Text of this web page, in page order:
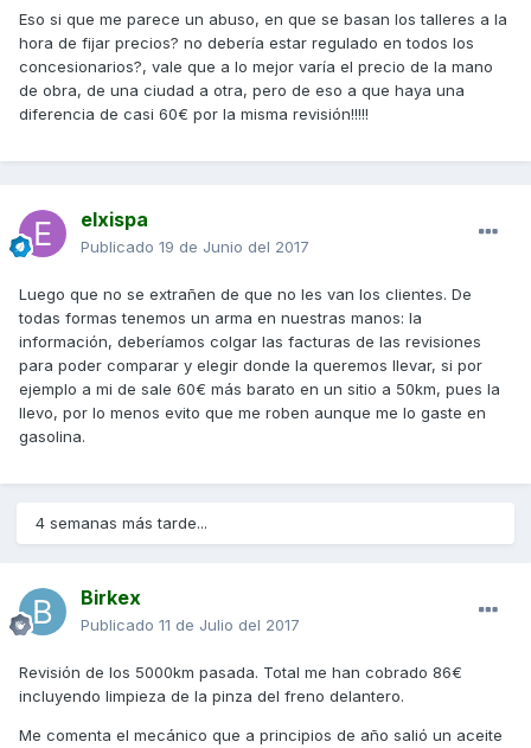
Eso si que me parece un abuso, en que se basan los talleres a la
hora de fijar precios? no debería estar regulado en todos los
concesionarios?, vale que a lo mejor varía el precio de la mano
de obra, de una ciudad a otra, pero de eso a que haya una
diferencia de casi 60€ por la misma revisión!!!!!
elxispa
Publicado 19 de Junio del 2017
Luego que no se extrañen de que no les van los clientes. De
todas formas tenemos un arma en nuestras manos: la
información, deberíamos colgar las facturas de las revisiones
para poder comparar y elegir donde la queremos llevar, si por
ejemplo a mi de sale 60€ más barato en un sitio a 50km, pues la
llevo, por lo menos evito que me roben aunque me lo gaste en
gasolina.
4 semanas más tarde...
Birkex
Publicado 11 de Julio del 2017
Revisión de los 5000km pasada. Total me han cobrado 86€
incluyendo limpieza de la pinza del freno delantero.
Me comenta el mecánico que a principios de año salió un aceite